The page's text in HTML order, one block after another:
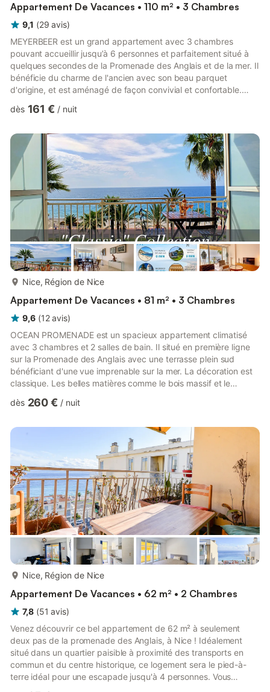
Appartement De Vacances • 110 m² • 3 Chambres
9,1 (29 avis)
MEYERBEER est un grand appartement avec 3 chambres
pouvant accueillir jusqu’à 6 personnes et parfaitement situé à
quelques secondes de la Promenade des Anglais et de la mer. Il
bénéficie du charme de l'ancien avec son beau parquet
d'origine, et est aménagé de façon convivial et confortable.
famille. Idéalement situé en plein centre de Nice, vous pourrez
L’appartement est très bien équipé, bénéficiant de la
climatisation et d’une connexion internet wifi gratuite par fibre
o...
dès 161 € / nuit
Nice, Région de Nice
Appartement De Vacances • 81 m² • 3 Chambres
9,6 (12 avis)
OCEAN PROMENADE est un spacieux appartement climatisé
avec 3 chambres et 2 salles de bain. Il situé en première ligne
sur la Promenade des Anglais avec une terrasse plein sud
bénéficiant d'une vue imprenable sur la mer. La décoration est
classique. Les belles matières comme le bois massif et le
Les fauteuils et le canapé en cuir apportent du raffinement.
Chambres au calme (côté cour) - Climatisation dans tout
l’appartement - Volets électriques occultants dans chaque
pièce AVANT...
dès 260 € / nuit
Nice, Région de Nice
Appartement De Vacances • 62 m² • 2 Chambres
7,8 (51 avis)
Venez découvrir ce bel appartement de 62 m² à seulement
deux pas de la promenade des Anglais, à Nice ! Idéalement
situé dans un quartier paisible à proximité des transports en
commun et du centre historique, ce logement sera le pied-à-
terre idéal pour une escapade jusqu'à 4 personnes. Vous